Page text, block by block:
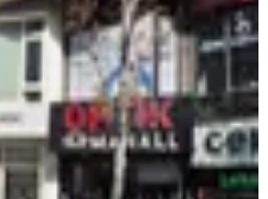
Mahallesi
Düz Giriş (Zemin)· 18.04.2026